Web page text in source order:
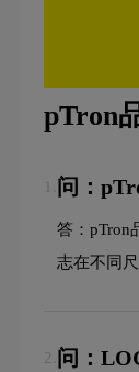
pTron
问：
答：pTron
志在不同
2. 问：